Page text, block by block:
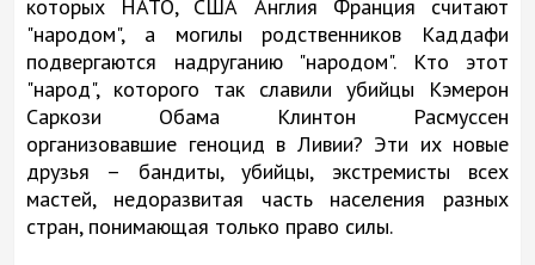
которых НАТО, США Англия Франция считают
"народом", а могилы родственников Каддафи
подвергаются надруганию "народом". Кто этот
"народ", которого так славили убийцы Кэмерон
Саркози Обама Клинтон Расмуссен
организовавшие геноцид в Ливии? Эти их новые
друзья – бандиты, убийцы, экстремисты всех
мастей, недоразвитая часть населения разных
стран, понимающая только право силы.